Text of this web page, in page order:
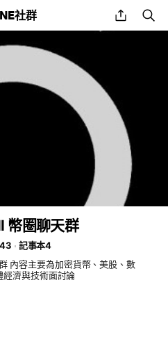
社群 share
幣圈聊天群
記事本4
數
經濟與技術面討論